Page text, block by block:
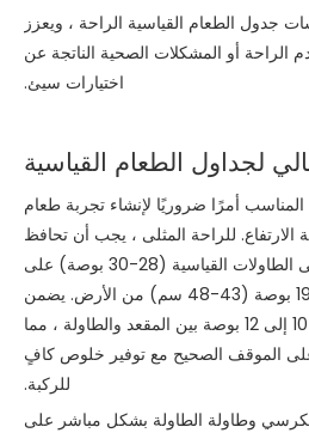
جدول الطعام القياسية الراحة ، ويعزز
أو المشكلات الصحية الناتجة عن
اختيارات سيئ.
لجداول الطعام القياسية
المناسب أمرًا ضروريًا لإنشاء تجربة طعام
الارتفاع. للراحة المثلى ، يجب أن تحافظ
كراسي الطعام المقترنة على الطاولات القياسية (28-30 بوصة) على
ارتفاع مقعد يتراوح بين 17 و 19 بوصة (43-48 سم) من الأرض. يضمن
هذا القياس فجوة مناسبة من 10 إلى 12 بوصة بين المقعد والطاولة ، مما
الموقف الصحيح مع توفير خلوص كافٍ
للركبة.
الكرسي وطاولة الطاولة بشكل مباشر على